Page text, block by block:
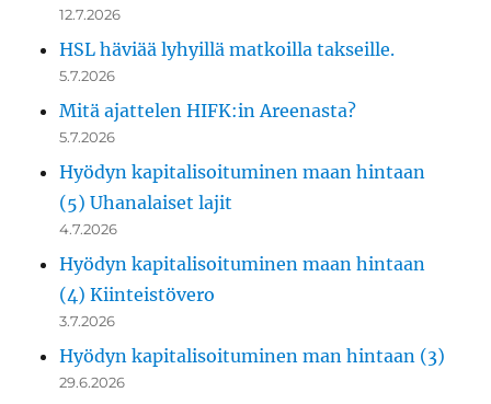
12.7.2026
HSL häviää lyhyillä matkoilla takseille.
5.7.2026
Mitä ajattelen HIFK:in Areenasta?
5.7.2026
Hyödyn kapitalisoituminen maan hintaan
(5) Uhanalaiset lajit
4.7.2026
Hyödyn kapitalisoituminen maan hintaan
(4) Kiinteistövero
3.7.2026
Hyödyn kapitalisoituminen man hintaan (3)
29.6.2026